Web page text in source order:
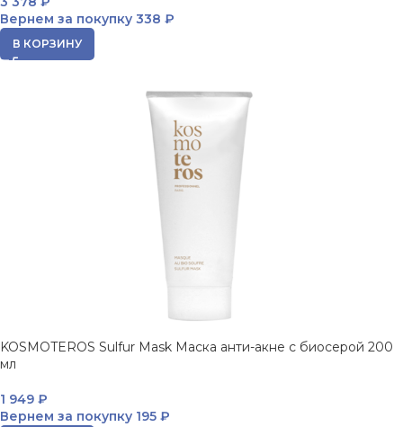
Вернем за покупку 338 ₽
В КОРЗИНУ
KOSMOTEROS Sulfur Mask Маска анти-акне с биосерой 200
мл
1 949 ₽
Вернем за покупку 195 ₽